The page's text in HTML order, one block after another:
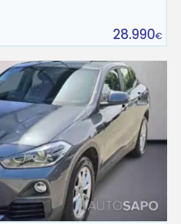
28.990€